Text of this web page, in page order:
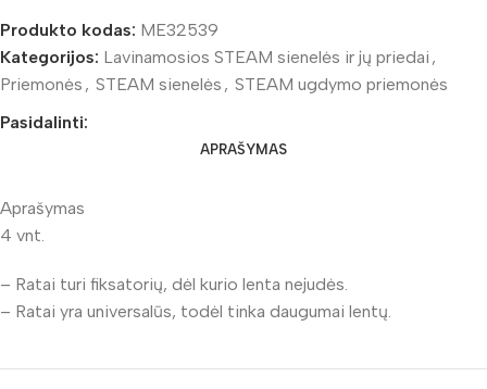
Produkto kodas: ME32539
Kategorijos: Lavinamosios STEAM sienelės ir jų priedai ,
Priemonės , STEAM sienelės , STEAM ugdymo priemonės
Pasidalinti:
APRAŠYMAS
Aprašymas
4 vnt.
– Ratai turi fiksatorių, dėl kurio lenta nejudės.
– Ratai yra universalūs, todėl tinka daugumai lentų.